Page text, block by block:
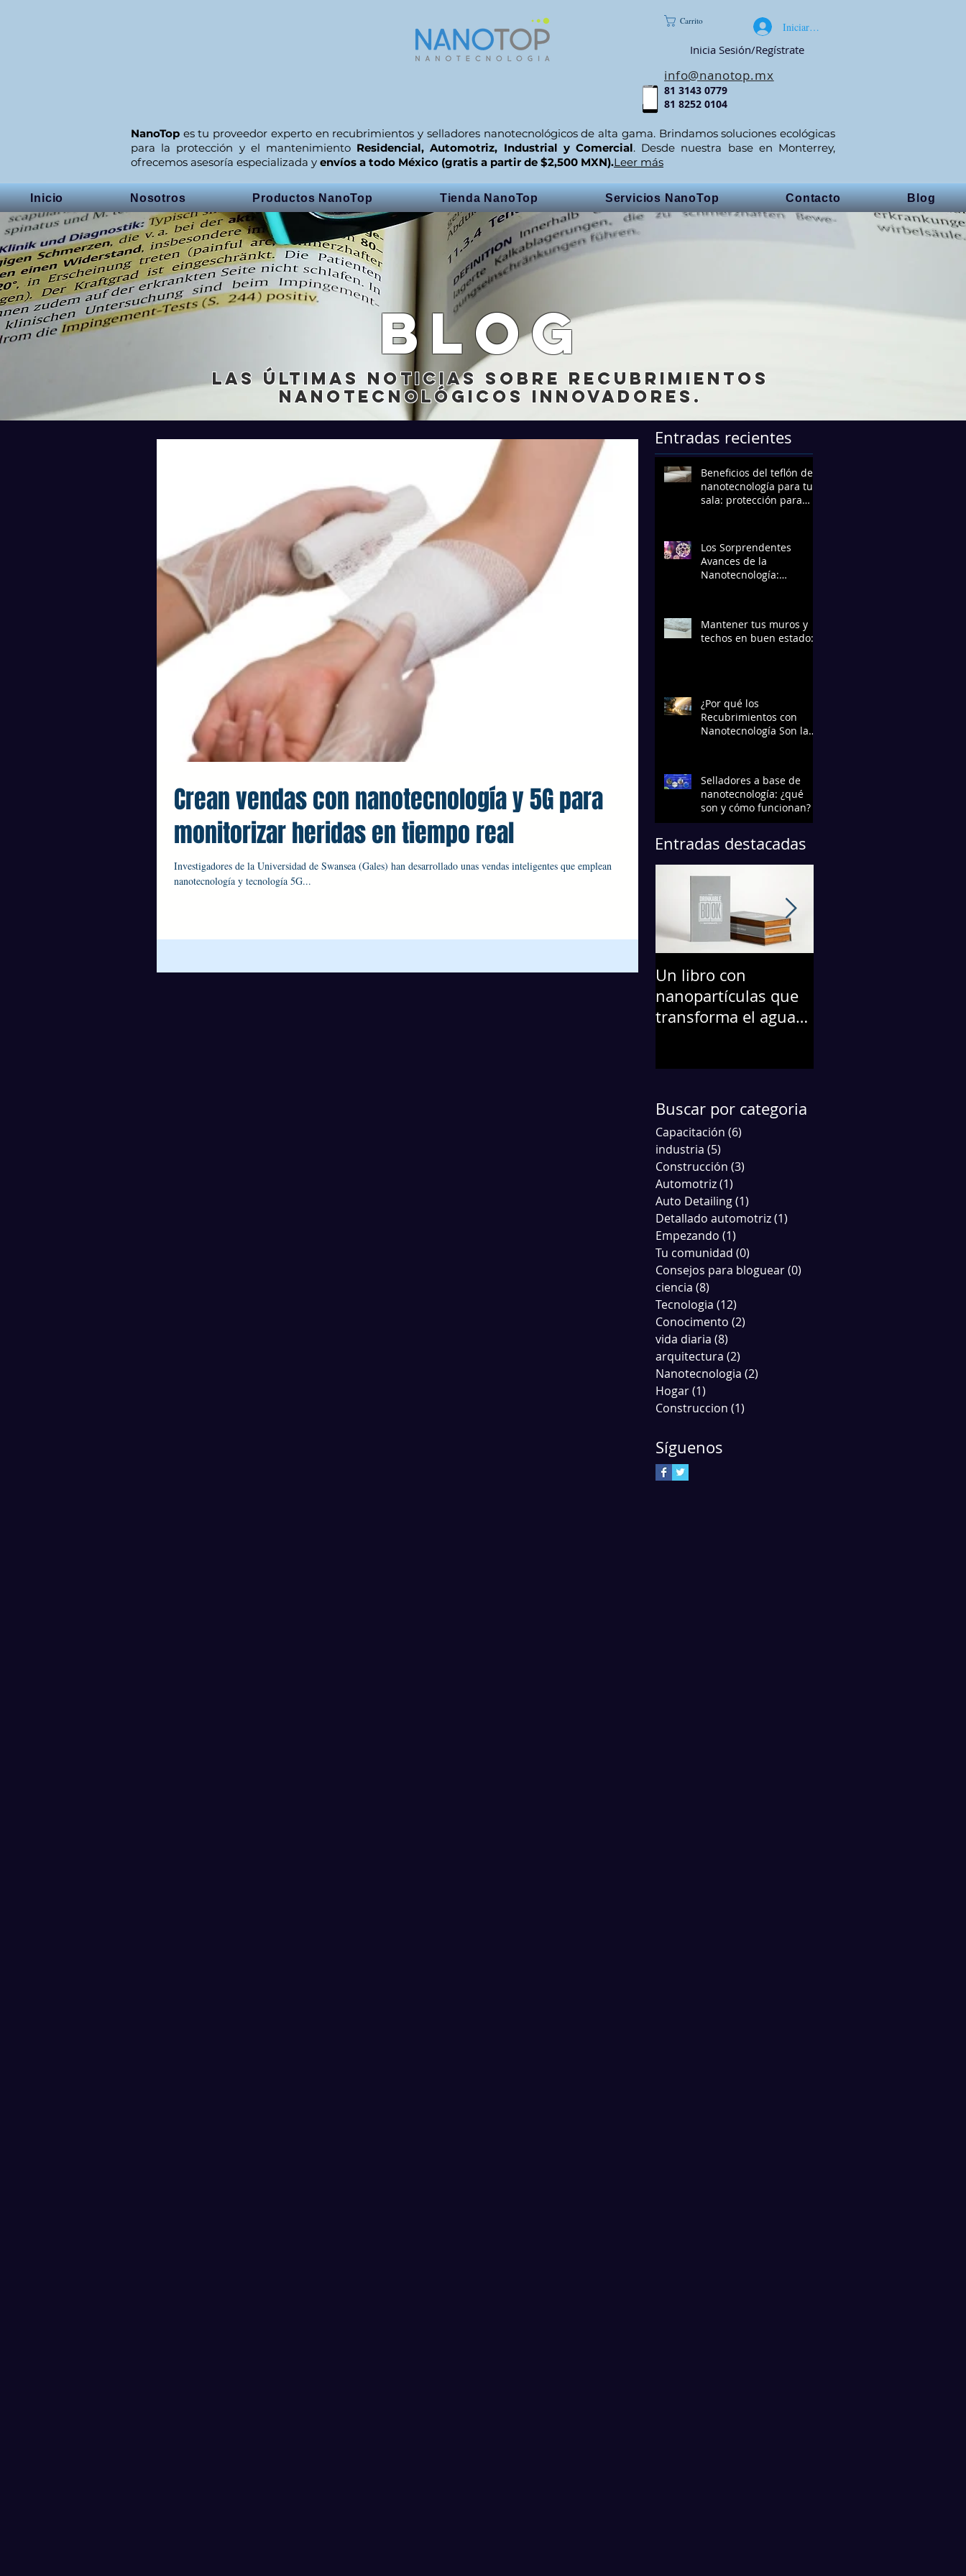
Carrito
Inicia Sesión/Regístrate
Iniciar sesión
info@nanotop.mx
81 3143 0779
81 8252 0104
NanoTop es tu proveedor experto en recubrimientos y selladores nanotecnológicos de alta gama. Brindamos soluciones ecológicas
para la protección y el mantenimiento Residencial, Automotriz, Industrial y Comercial. Desde nuestra base en Monterrey,
ofrecemos asesoría especializada y envíos a todo México (gratis a partir de $2,500 MXN).Leer más
Inicio Nosotros Productos NanoTop Tienda NanoTop Servicios NanoTop Contacto Blog
blog
Las últimas noticias sobre recubrimientos
nanotecnológicos innovadores.
Beneficios del teflón de
nanotecnología para tu
sala: protección para
Los Sorprendentes
Avances de la
Nanotecnología:
Mantener tus muros y
techos en buen estado:
¿Por qué los
Recubrimientos con
Nanotecnología Son la
Selladores a base de
nanotecnología: ¿qué
son y cómo funcionan?
Entradas destacadas
Un libro con
nanopartículas que
transforma el agua
Buscar por categoria
Capacitación (6)
industria (5)
Construcción (3)
Automotriz(1)
Auto Detailing(1)
Detallado automotriz(1)
Empezando (1)
Tu comunidad (0)
Consejos para bloguear(0)
ciencia (8)
Tecnologia (12)
Conocimento (2)
vida diaria (8)
arquitectura (2)
Nanotecnologia (2)
Hogar(1)
Construccion (1)
Síguenos
Crean vendas con nanotecnología y 5G para
monitorizar heridas en tiempo real
Investigadores de la Universidad de Swansea (Gales) han desarrollado unas vendas inteligentes que emplean
nanotecnología y tecnología 5G...
Entradas recientes